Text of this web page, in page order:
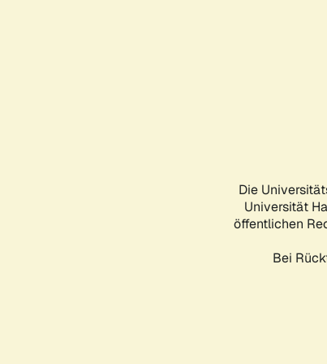
Die
Universität
öffentlichen
Bei